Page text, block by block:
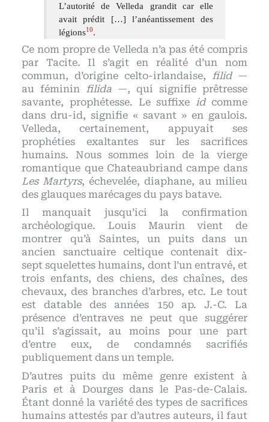
L’autorité de Velleda grandit car elle
avait prédit […] l’anéantissement des
légions10.
Ce nom propre de Velleda n’a pas été compris
par Tacite. Il s’agit en réalité d’un nom
commun, d’origine celto-irlandaise, filid—
au féminin filida —, qui signifie prêtresse
savante, prophétesse. Le suffixe idcomme
dans dru-id, signifie « savant » en gaulois.
Velleda, certainement, appuyait ses
prophéties exaltantes sur les sacrifices
humains. Nous sommes loin de la vierge
romantique que Chateaubriand campe dans
Les Martyrs, échevelée, diaphane, au milieu
des glauques marécages du pays batave.
Il manquait jusqu’ici la confirmation
archéologique. Louis Maurin vient de
montrer qu’à Saintes, un puits dans un
ancien sanctuaire celtique contenait dix-
sept squelettes humains, dont l’un entravé, et
trois enfants, des chiens, des chaînes, des
chevaux, des branches d’arbres, etc. Le tout
est datable des années 150 ap. J.-C. La
présence d’entraves ne peut que suggérer
qu’il s’agissait, au moins pour une part
d’entre eux, de condamnés sacrifiés
publiquement dans un temple.
D’autres puits du même genre existent à
Paris et à Dourges dans le Pas-de-Calais.
Étant donné la variété des types de sacrifices
humains attestés par d’autres auteurs, il faut